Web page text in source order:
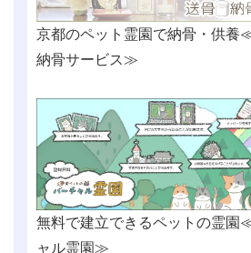
京都のペット霊園で納骨・供養
納骨サービス≫
無料で建立できるペットの霊園
ャル霊園≫